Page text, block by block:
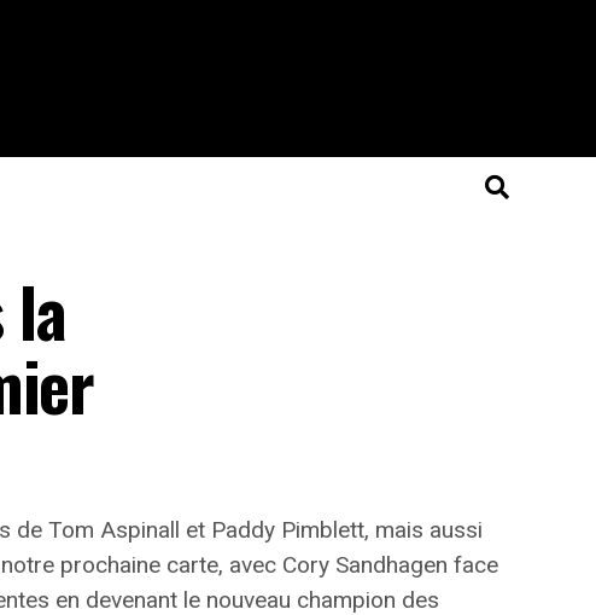
la
de Tom Aspinall et Paddy Pimblett, mais aussi
prochaine carte, avec Cory Sandhagen face
en devenant le nouveau champion des